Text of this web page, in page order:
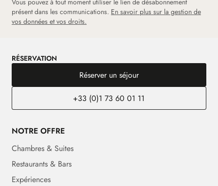
Vous pouvez à tout moment utiliser le lien de désabonnement
présent dans les communications. En savoir plus sur la gestion de
vos données et vos droits.
RÉSERVATION
Réserver un séjour
+33 (0)1 73 60 01 11
NOTRE OFFRE
Chambres & Suites
Restaurants & Bars
Expériences